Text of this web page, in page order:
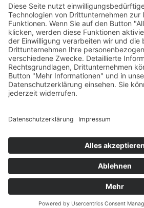
Tekal – Textile Lebensqualität
Exklusive moderne & Orientteppiche
Feuerwerk XXL
Pyrotechnik online bestellen
© Stadtmühle Waldenbuch 2026
und Mühlenprodukte ·
Cookie-
Alle Preise inkl. der gesetzlichen MwSt.
Die durchgestrichenen Preise entsprechen